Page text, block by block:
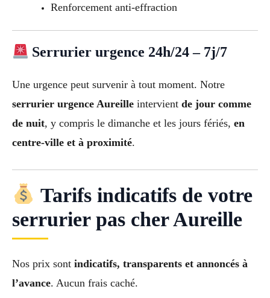
Renforcement anti-effraction
Serrurier urgence 24h/24 – 7j/7
Une urgence peut survenir à tout moment. Notre
serrurier urgence Aureille intervient de jour comme
de nuit, y compris le dimanche et les jours fériés, en
centre-ville et à proximité.
Tarifs indicatifs de votre
serrurier pas cher Aureille
Nos prix sont indicatifs, transparents et annoncés à
l’avance. Aucun frais caché.